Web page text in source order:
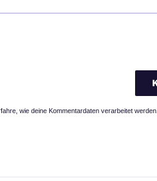
wie deine Kommentardaten verarbeitet werden.